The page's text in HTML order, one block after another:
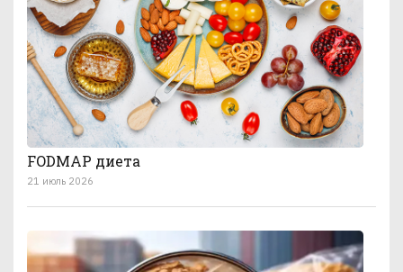
FODMAP диета
21 июль 2026